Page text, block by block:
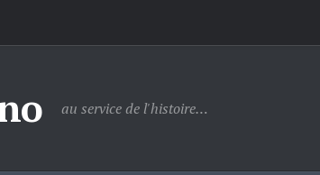
au service de l'histoire…